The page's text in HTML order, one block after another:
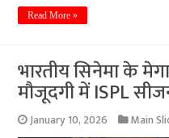
Read More »
भारतीय सिनेमा के
मौजूदगी में ISPL
January 10, 2026 Main